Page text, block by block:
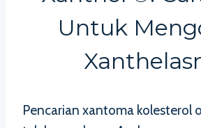
Untuk
Pencarian xantoma kolesterol